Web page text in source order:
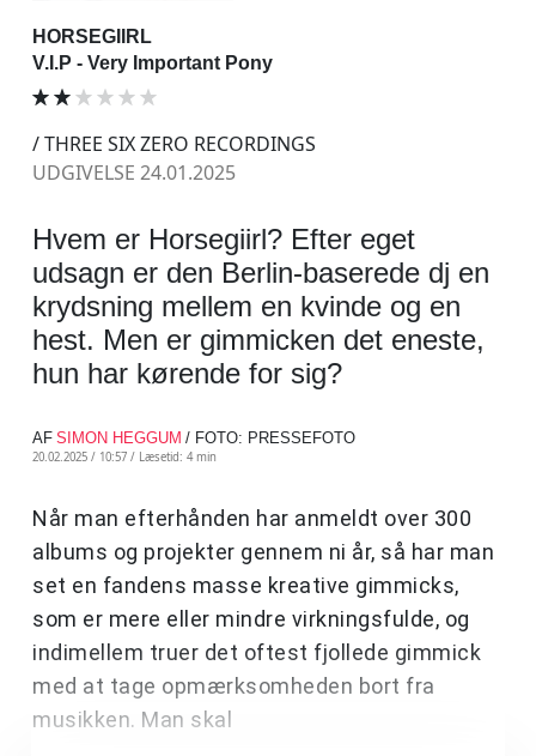
HORSEGIIRL
V.I.P - Very Important Pony
/ THREE SIX ZERO RECORDINGS
UDGIVELSE 24.01.2025
Hvem er Horsegiirl? Efter eget
udsagn er den Berlin-baserede dj en
krydsning mellem en kvinde og en
hest. Men er gimmicken det eneste,
hun har kørende for sig?
AF SIMON HEGGUM / FOTO: PRESSEFOTO
20.02.2025 / 10:57 / Læsetid: 4 min
Når man efterhånden har anmeldt over 300
albums og projekter gennem ni år, så har man
set en fandens masse kreative gimmicks,
som er mere eller mindre virkningsfulde, og
indimellem truer det oftest fjollede gimmick
med at tage opmærksomheden bort fra
musikken. Man skal